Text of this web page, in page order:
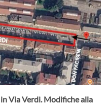
Via Verdi. Modifiche alla